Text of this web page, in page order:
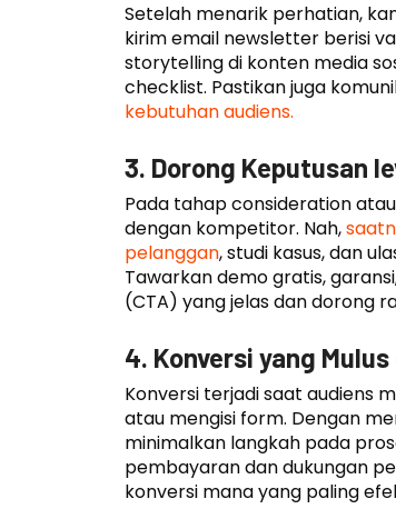
Setelah menarik perhatian,
kirim email newsletter berisi
storytelling di konten media
checklist. Pastikan juga
kebutuhan audiens.
3. Dorong Keputusan
Pada tahap consideration
dengan kompetitor. Nah,
pelanggan, studi kasus, dan
Tawarkan demo gratis,
(CTA) yang jelas dan dorong
4. Konversi yang
Konversi terjadi saat audiens
atau mengisi form. Dengan
minimalkan langkah pada
pembayaran dan dukungan
konversi mana yang paling